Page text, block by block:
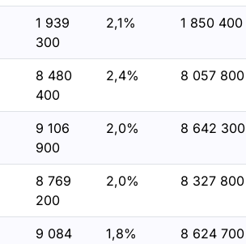
1 939
300
2,1% 1 850 400
8 480
400
2,4% 8 057 800
9 106
900
2,0% 8 642 300
8 769
200
2,0% 8 327 800
9 084
1,8% 8 624 700